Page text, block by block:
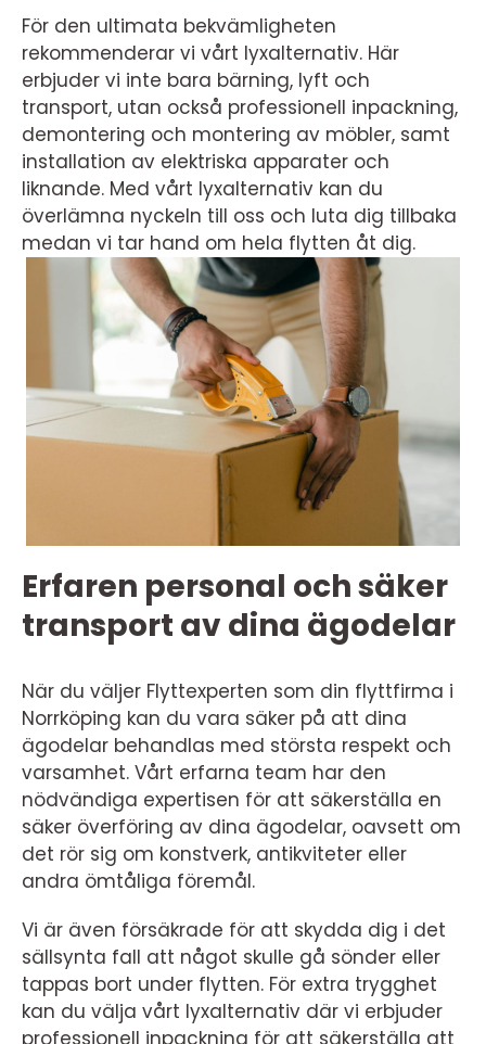
För den ultimata bekvämligheten
rekommenderar vi vårt lyxalternativ. Här
erbjuder vi inte bara bärning, lyft och
transport, utan också professionell inpackning,
demontering och montering av möbler, samt
installation av elektriska apparater och
liknande. Med vårt lyxalternativ kan du
överlämna nyckeln till oss och luta dig tillbaka
medan vi tar hand om hela flytten åt dig.
Erfaren personal och säker
transport av dina ägodelar
När du väljer Flyttexperten som din flyttfirma i
Norrköping kan du vara säker på att dina
ägodelar behandlas med största respekt och
varsamhet. Vårt erfarna team har den
nödvändiga expertisen för att säkerställa en
säker överföring av dina ägodelar, oavsett om
det rör sig om konstverk, antikviteter eller
andra ömtåliga föremål.
Vi är även försäkrade för att skydda dig i det
sällsynta fall att något skulle gå sönder eller
tappas bort under flytten. För extra trygghet
kan du välja vårt lyxalternativ där vi erbjuder